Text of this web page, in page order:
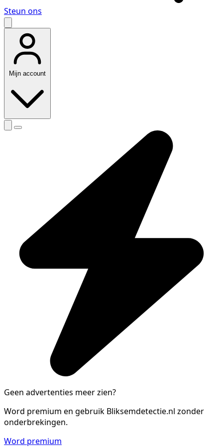
Steun ons
Mijn account
Geen advertenties meer zien?
Word premium en gebruik Bliksemdetectie.nl zonder
onderbrekingen.
Word premium